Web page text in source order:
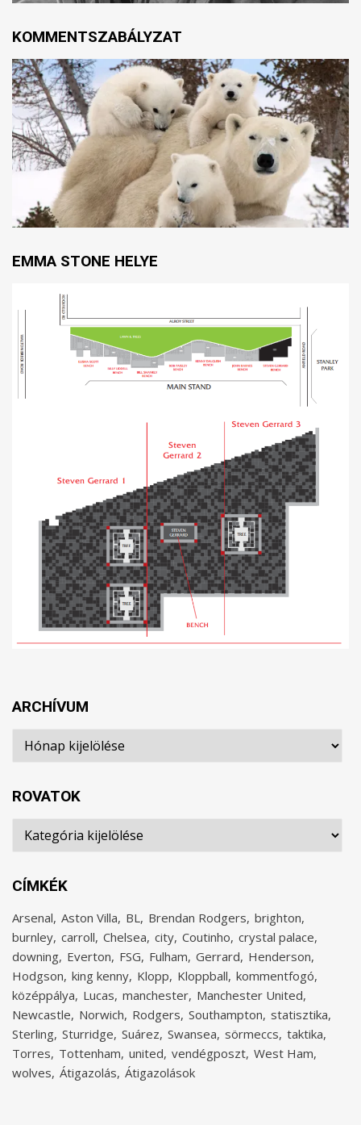
KOMMENTSZABÁLYZAT
EMMA STONE HELYE
ARCHÍVUM
Archívum
ROVATOK
Rovatok
CÍMKÉK
Arsenal Aston Villa BL Brendan Rodgers brighton
burnley carroll Chelsea city Coutinho crystal palace
downing Everton FSG Fulham Gerrard Henderson
Hodgson king kenny Klopp Kloppball kommentfogó
középpálya Lucas manchester Manchester United
Newcastle Norwich Rodgers Southampton statisztika
Sterling Sturridge Suárez Swansea sörmeccs taktika
Torres Tottenham united vendégposzt West Ham
wolves Átigazolás Átigazolások